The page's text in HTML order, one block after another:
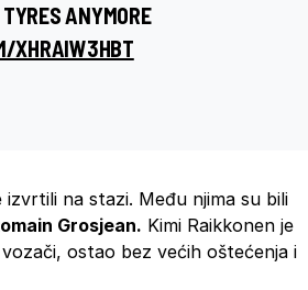
ANYMORE
XHRAIW3HBT
na stazi. Među njima su bili
Grosjean. Kimi Raikkonen je
ostao bez većih oštećenja i